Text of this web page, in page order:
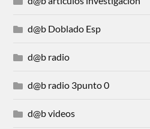
d@b Doblado Esp
d@b radio
d@b radio 3punto 0
d@b videos